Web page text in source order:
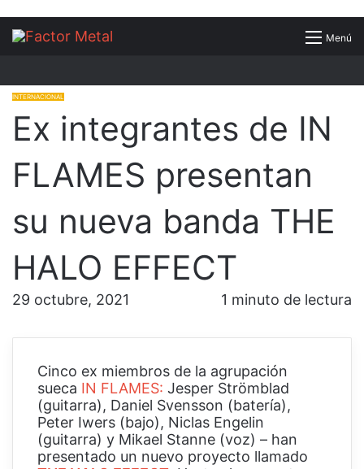
Menú
Buscar
INTERNACIONAL
Ex integrantes de IN
FLAMES presentan
su nueva banda THE
HALO EFFECT
29 octubre, 2021 1 minuto de lectura
Cinco ex miembros de la agrupación
sueca IN FLAMES: Jesper Strömblad
(guitarra), Daniel Svensson (batería),
Peter Iwers (bajo), Niclas Engelin
(guitarra) y Mikael Stanne (voz) – han
presentado un nuevo proyecto llamado